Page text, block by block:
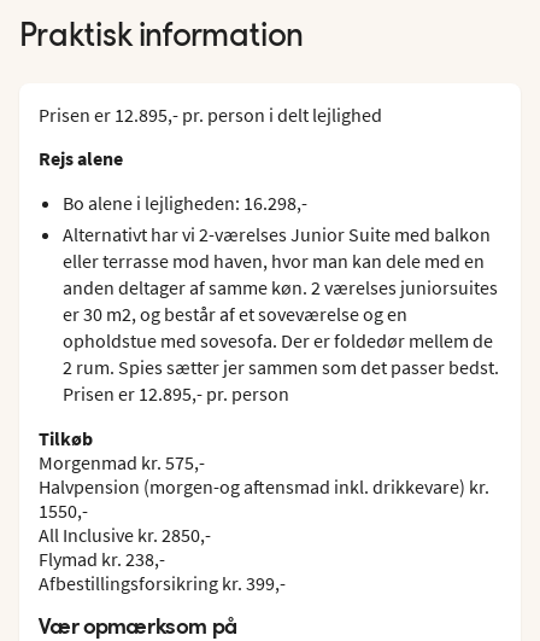
Praktisk information
Prisen er 12.895,- pr. person i delt lejlighed
Rejs alene
Bo alene i lejligheden: 16.298,-
Alternativt har vi 2-værelses Junior Suite med balkon
eller terrasse mod haven, hvor man kan dele med en
anden deltager af samme køn. 2 værelses juniorsuites
er 30 m2, og består af et soveværelse og en
opholdstue med sovesofa. Der er foldedør mellem de
2 rum. Spies sætter jer sammen som det passer bedst.
Prisen er 12.895,- pr. person
Tilkøb
Morgenmad kr. 575,-
Halvpension (morgen-og aftensmad inkl. drikkevare) kr.
1550,-
All Inclusive kr. 2850,-
Flymad kr. 238,-
Afbestillingsforsikring kr. 399,-
Vær opmærksom på